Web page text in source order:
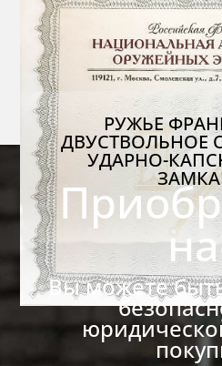
РУЖЬЕ
ДВУСТВОЛЬНОЕ
УДАРНО-
Вы можете